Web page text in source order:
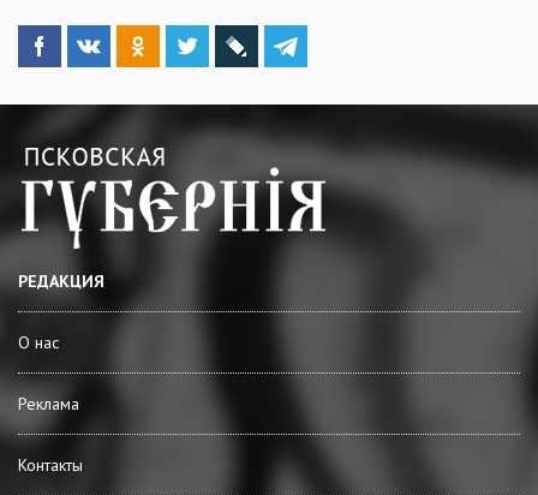
РЕДАКЦИЯ
О нас
Реклама
Контакты